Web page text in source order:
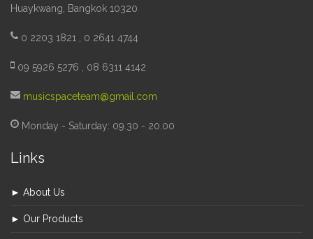
Huaykwang, Bangkok 10320
0 2203 1821 , 0 2641 4744
09 5926 5276 , 08 6311 4142
musicspaceteam@gmail.com
Monday - Saturday: 09.30 - 20.00
Links
► About Us
► Our Products